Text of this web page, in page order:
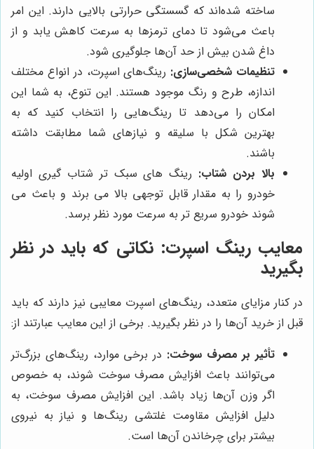
ساخته شده‌اند که گسستگی حرارتی بالایی دارند. این امر
باعث می‌شود تا دمای ترمزها به سرعت کاهش یابد و از
داغ شدن بیش از حد آن‌ها جلوگیری شود.
تنظیمات شخصی‌سازی: رینگ‌های اسپرت، در انواع مختلف
اندازه، طرح و رنگ موجود هستند. این تنوع، به شما این
امکان را می‌دهد تا رینگ‌هایی را انتخاب کنید که به
بهترین شکل با سلیقه و نیازهای شما مطابقت داشته
باشند.
بالا بردن شتاب: رینگ های سبک تر شتاب گیری اولیه
خودرو را به مقدار قابل توجهی بالا می برند و باعث می
شوند خودرو سریع تر به سرعت مورد نظر برسد.
معایب رینگ اسپرت: نکاتی که باید در نظر
بگیرید
در کنار مزایای متعدد، رینگ‌های اسپرت معایبی نیز دارند که باید
قبل از خرید آن‌ها را در نظر بگیرید. برخی از این معایب عبارتند از:
تأثیر بر مصرف سوخت: در برخی موارد، رینگ‌های بزرگ‌تر
می‌توانند باعث افزایش مصرف سوخت شوند، به خصوص
اگر وزن آن‌ها زیاد باشد. این افزایش مصرف سوخت، به
دلیل افزایش مقاومت غلتشی رینگ‌ها و نیاز به نیروی
بیشتر برای چرخاندن آن‌ها است.